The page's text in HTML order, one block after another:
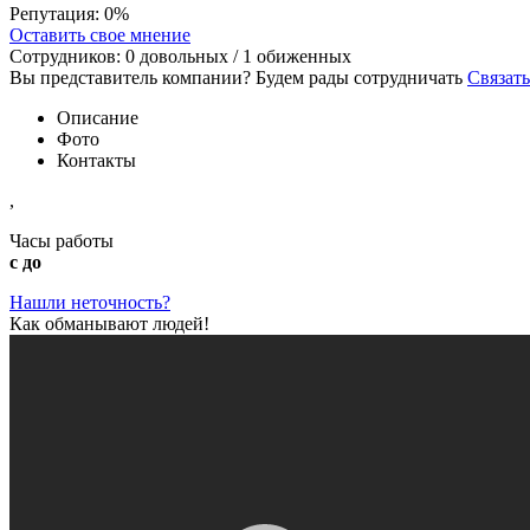
Репутация: 0%
Оставить свое мнение
Сотрудников: 0 довольных / 1 обиженных
Вы представитель компании? Будем рады сотрудничать
Описание
Фото
Контакты
,
Часы работы
с до
Нашли неточность?
Как обманывают людей!